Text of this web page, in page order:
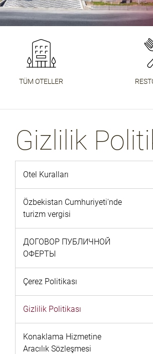
TÜM OTELLER
Gizlilik
Otel Kuralları
Özbekistan Cumhuriyeti'nde
turizm vergisi
ДОГОВОР ПУБЛИЧНОЙ
ОФЕРТЫ
Çerez Politikası
Gizlilik Politikası
Konaklama Hizmetine
Aracılık Sözleşmesi